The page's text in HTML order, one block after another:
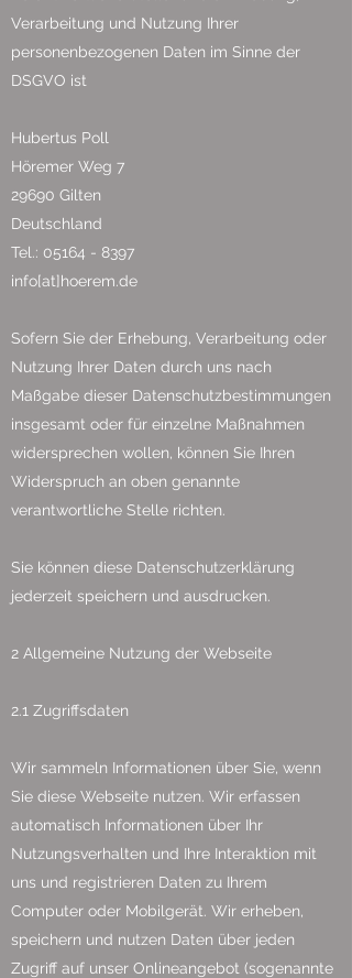
Verarbeitung und Nutzung Ihrer
personenbezogenen Daten im Sinne der
DSGVO ist
Hubertus Poll
Höremer Weg 7
29690 Gilten
Deutschland
Tel.: 05164 - 8397
info[at]hoerem.de
Sofern Sie der Erhebung, Verarbeitung oder
Nutzung Ihrer Daten durch uns nach
Maßgabe dieser Datenschutzbestimmungen
insgesamt oder für einzelne Maßnahmen
widersprechen wollen, können Sie Ihren
Widerspruch an oben genannte
verantwortliche Stelle richten.
Sie können diese Datenschutzerklärung
jederzeit speichern und ausdrucken.
2 Allgemeine Nutzung der Webseite
2.1 Zugriffsdaten
Wir sammeln Informationen über Sie, wenn
Sie diese Webseite nutzen. Wir erfassen
automatisch Informationen über Ihr
Nutzungsverhalten und Ihre Interaktion mit
uns und registrieren Daten zu Ihrem
Computer oder Mobilgerät. Wir erheben,
speichern und nutzen Daten über jeden
Zugriff auf unser Onlineangebot (sogenannte